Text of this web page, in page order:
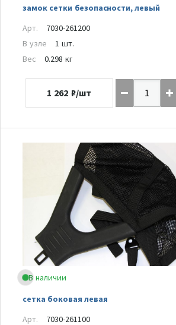
замок сетки безопасности, левый
Арт.
7030-261200
В узле
1 шт.
Вес
0.298 кг
1 262 ₽/шт
В наличии
сетка боковая левая
Арт.
7030-261100